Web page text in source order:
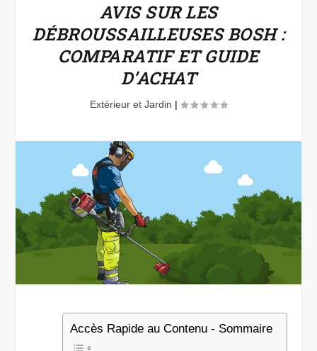
AVIS SUR LES
DÉBROUSSAILLEUSES BOSH :
COMPARATIF ET GUIDE
D’ACHAT
Extérieur et Jardin |
Accès Rapide au Contenu - Sommaire